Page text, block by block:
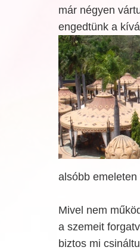
már négyen
engedtünk a
alsóbb
Mivel nem
a szemeit
biztos mi